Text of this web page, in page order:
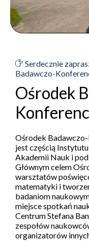
Serdecznie
Badawczo-
Ośrodek
Ośrodek
jest częścią
Akademii Nauk i
Głównym celem
warsztatów
matematyki i
badaniom
miejsce spotkań
Centrum Stefana
zespołów
organizatorów